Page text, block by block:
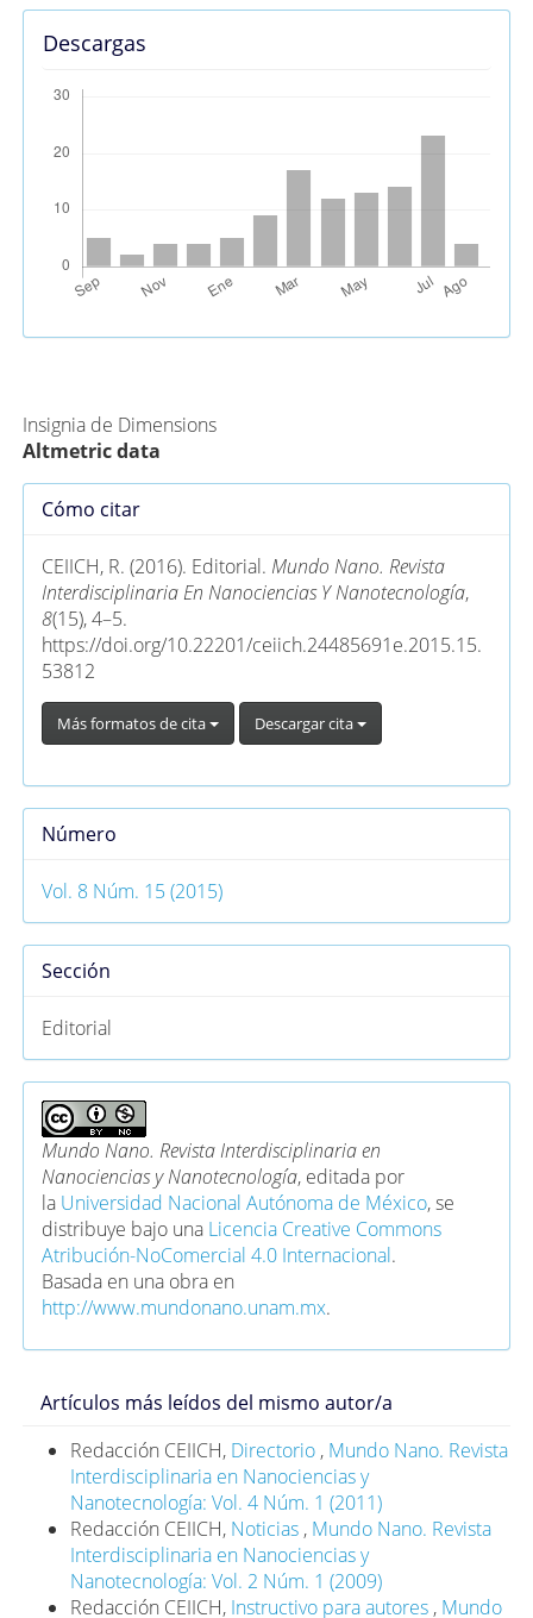
Descargas
Insignia de Dimensions
Altmetric data
Detalles
artículo
Cómo citar
CEIICH, R. (2016). Editorial. Mundo Nano. Revista
Interdisciplinaria En Nanociencias Y Nanotecnología,
8(15), 4–5.
https://doi.org/10.22201/ceiich.24485691e.2015.15.
53812
Más formatos de cita Descargar cita
Número
Vol. 8 Núm. 15 (2015)
Sección
Editorial
Mundo Nano. Revista Interdisciplinaria en
Nanociencias y Nanotecnología, editada por
la Universidad Nacional Autónoma de México, se
distribuye bajo una Licencia Creative Commons
Atribución-NoComercial 4.0 Internacional.
Basada en una obra en
http://www.mundonano.unam.mx.
Artículos más leídos del mismo autor/a
Redacción CEIICH, Directorio , Mundo Nano. Revista
Interdisciplinaria en Nanociencias y
Nanotecnología: Vol. 4 Núm. 1 (2011)
Redacción CEIICH, Noticias , Mundo Nano. Revista
Interdisciplinaria en Nanociencias y
Nanotecnología: Vol. 2 Núm. 1 (2009)
Redacción CEIICH, Instructivo para autores , Mundo